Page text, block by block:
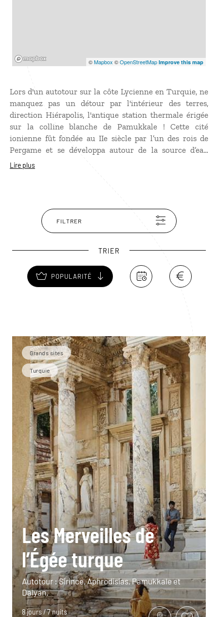
©Mapbox ©OpenStreetMap Improve this map
Lors d'un autotour sur la côte Lycienne en Turquie, ne
manquez pas un détour par l'intérieur des terres,
direction Hiérapolis, l'antique station thermale érigée
sur la colline blanche de Pamukkale ! Cette cité
ionienne fût fondée au IIe siècle par l’un des rois de
Pergame et se développa autour de la source d’eau
chaude miraculeuse, aux spectaculaires concrétions
prospère jusqu’à l’époque byzantine. Le site subit
plusieurs tremblements de terre. Parcourez sa
nécropole, à pied ou à dos de chameau. Visitez son
un arc de triomphe érigé en l’an 82 en l’honneur de cet
empereur. Assistez à un spectacle dans le théâtre qui
complète cet ensemble inscrit au patimoine mondial de
l'Unesco.
Lire plus
FILTRER
TRIER
POPULARITÉ
Grands sites
Turquie
Les Merveilles de
l’Égée turque
Autotour : Sirince, Aphrodisias, Pamukkale et
Dalyan.
8 jours / 7 nuits